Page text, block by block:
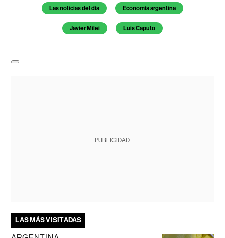
Las noticias del día Economía argentina
Javier Milei Luis Caputo
PUBLICIDAD
LAS MÁS VISITADAS